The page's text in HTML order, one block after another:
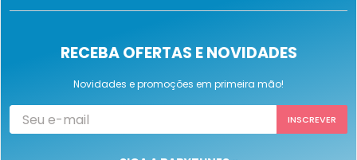
RECEBA OFERTAS E NOVIDADES
Novidades e promoções em primeira mão!